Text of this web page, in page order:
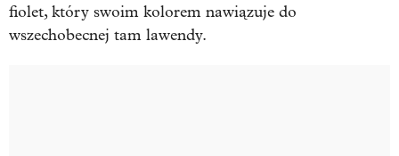
fiolet, który swoim kolorem nawiązuje do
wszechobecnej tam lawendy.